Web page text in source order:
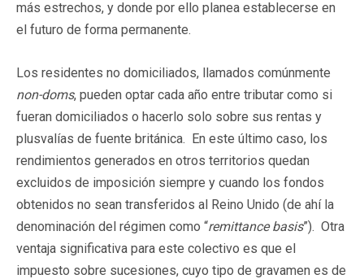
más estrechos, y donde por ello planea establecerse en
el futuro de forma permanente.
Los residentes no domiciliados, llamados comúnmente
non-doms, pueden optar cada año entre tributar como si
fueran domiciliados o hacerlo solo sobre sus rentas y
plusvalías de fuente británica. En este último caso, los
rendimientos generados en otros territorios quedan
excluidos de imposición siempre y cuando los fondos
obtenidos no sean transferidos al Reino Unido (de ahí la
denominación del régimen como “remittance basis”). Otra
ventaja significativa para este colectivo es que el
impuesto sobre sucesiones, cuyo tipo de gravamen es de